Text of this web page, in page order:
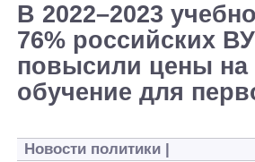
В 2022–2023
76% российских
повысили цены на
обучение для
Новости политики |